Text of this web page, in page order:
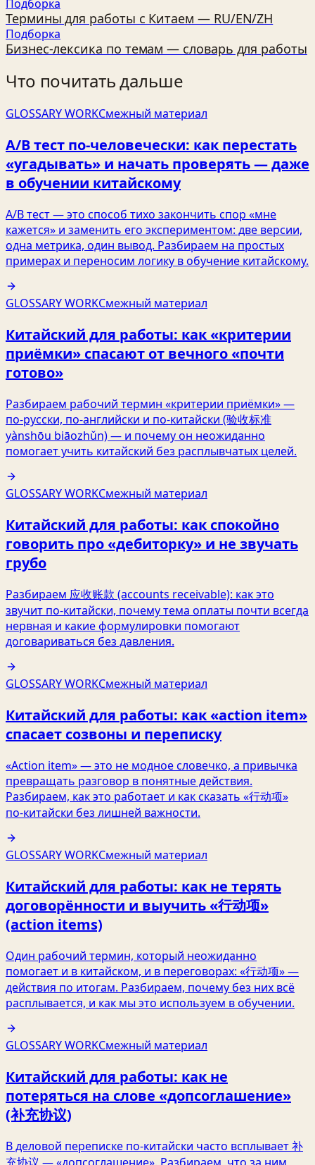
Подборка
Термины для работы с Китаем — RU/EN/ZH
Подборка
Бизнес‑лексика по темам — словарь для работы
Что почитать дальше
GLOSSARY WORKСмежный материал
A/B тест по‑человечески: как перестать
«угадывать» и начать проверять — даже
в обучении китайскому
A/B тест — это способ тихо закончить спор «мне
кажется» и заменить его экспериментом: две версии,
одна метрика, один вывод. Разбираем на простых
примерах и переносим логику в обучение китайскому.
GLOSSARY WORKСмежный материал
Китайский для работы: как «критерии
приёмки» спасают от вечного «почти
готово»
Разбираем рабочий термин «критерии приёмки» —
по‑русски, по‑английски и по‑китайски (验收标准
yànshōu biāozhǔn) — и почему он неожиданно
помогает учить китайский без расплывчатых целей.
GLOSSARY WORKСмежный материал
Китайский для работы: как спокойно
говорить про «дебиторку» и не звучать
грубо
Разбираем 应收账款 (accounts receivable): как это
звучит по‑китайски, почему тема оплаты почти всегда
нервная и какие формулировки помогают
договариваться без давления.
GLOSSARY WORKСмежный материал
Китайский для работы: как «action item»
спасает созвоны и переписку
«Action item» — это не модное словечко, а привычка
превращать разговор в понятные действия.
Разбираем, как это работает и как сказать «行动项»
по‑китайски без лишней важности.
GLOSSARY WORKСмежный материал
Китайский для работы: как не терять
договорённости и выучить «行动项»
(action items)
Один рабочий термин, который неожиданно
помогает и в китайском, и в переговорах: «行动项» —
действия по итогам. Разбираем, почему без них всё
расплывается, и как мы это используем в обучении.
GLOSSARY WORKСмежный материал
Китайский для работы: как не
потеряться на слове «допсоглашение»
(补充协议)
В деловой переписке по-китайски часто всплывает 补